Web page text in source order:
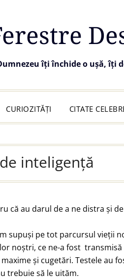
îți închide o ușă, îți
CURIOZITĂȚI CITATE
inteligență
că au darul de a ne distra și
supuși pe tot parcursul vieții
noștri, ce ne-a fost
și cugetări. Testele au
trebuie să le uităm.